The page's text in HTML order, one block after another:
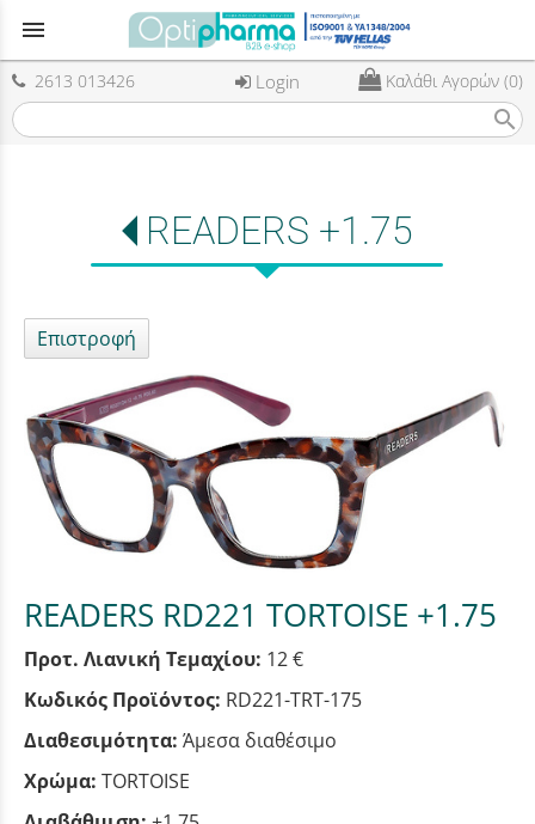
menu
2613 013426 Login Καλάθι Αγορών (0)
search
READERS +1.75
Επιστροφή
READERS RD221 TORTOISE +1.75
Προτ. Λιανική Τεμαχίου: 12 €
Κωδικός Προϊόντος: RD221-TRT-175
Διαθεσιμότητα: Άμεσα διαθέσιμο
Χρώμα: TORTOISE